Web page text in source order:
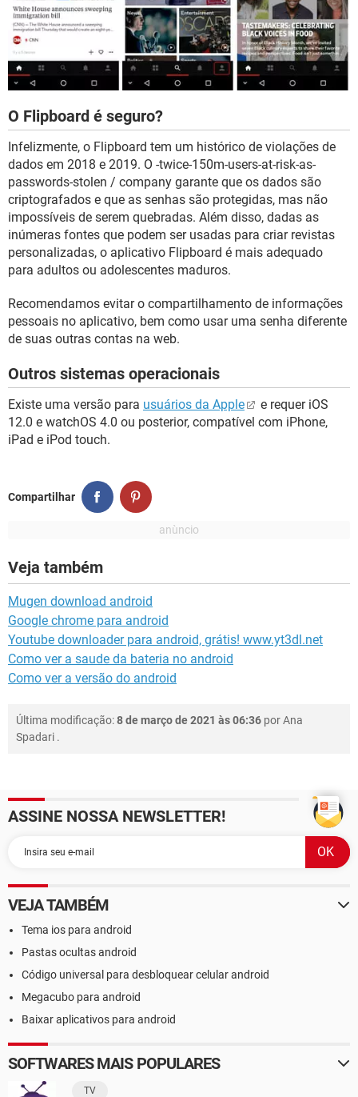
O Flipboard é seguro?
Infelizmente, o Flipboard tem um histórico de violações de
dados em 2018 e 2019. O -twice-150m-users-at-risk-as-
passwords-stolen / company garante que os dados são
criptografados e que as senhas são protegidas, mas não
impossíveis de serem quebradas. Além disso, dadas as
inúmeras fontes que podem ser usadas para criar revistas
personalizadas, o aplicativo Flipboard é mais adequado
para adultos ou adolescentes maduros.
Recomendamos evitar o compartilhamento de informações
pessoais no aplicativo, bem como usar uma senha diferente
de suas outras contas na web.
Outros sistemas operacionais
Existe uma versão para usuários da Apple
e requer iOS
12.0 e watchOS 4.0 ou posterior, compatível com iPhone,
iPad e iPod touch.
Compartilhar
Veja também
Mugen download android
Google chrome para android
Youtube downloader para android, grátis! www.yt3dl.net
Como ver a saude da bateria no android
Como ver a versão do android
Última modificação:8 de março de 2021 às 06:36 porAna
Spadari .
ASSINE NOSSA NEWSLETTER!
VEJA TAMBÉM
Tema ios para android
Pastas ocultas android
Código universal para desbloquear celular android
Megacubo para android
Baixar aplicativos para android
SOFTWARES MAIS POPULARES
TV